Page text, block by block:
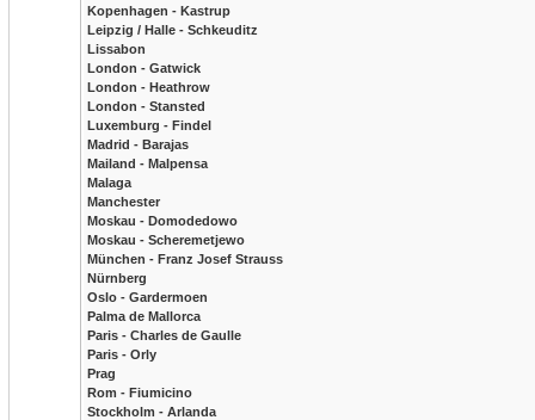
Kopenhagen - Kastrup
Leipzig / Halle - Schkeuditz
Lissabon
London - Gatwick
London - Heathrow
London - Stansted
Luxemburg - Findel
Madrid - Barajas
Mailand - Malpensa
Malaga
Manchester
Moskau - Domodedowo
Moskau - Scheremetjewo
München - Franz Josef Strauss
Nürnberg
Oslo - Gardermoen
Palma de Mallorca
Paris - Charles de Gaulle
Paris - Orly
Prag
Rom - Fiumicino
Stockholm - Arlanda